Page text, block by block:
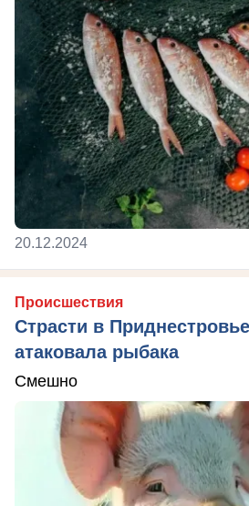
20.12.2024
Происшествия
Страсти в
атаковала рыбака
Смешно